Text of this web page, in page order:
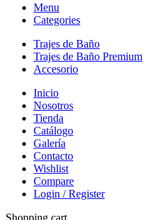
Menu
Categories
Trajes de Baño
Trajes de Baño Premium
Accesorio
Inicio
Nosotros
Tienda
Catálogo
Galería
Contacto
Wishlist
Compare
Login / Register
Shopping cart